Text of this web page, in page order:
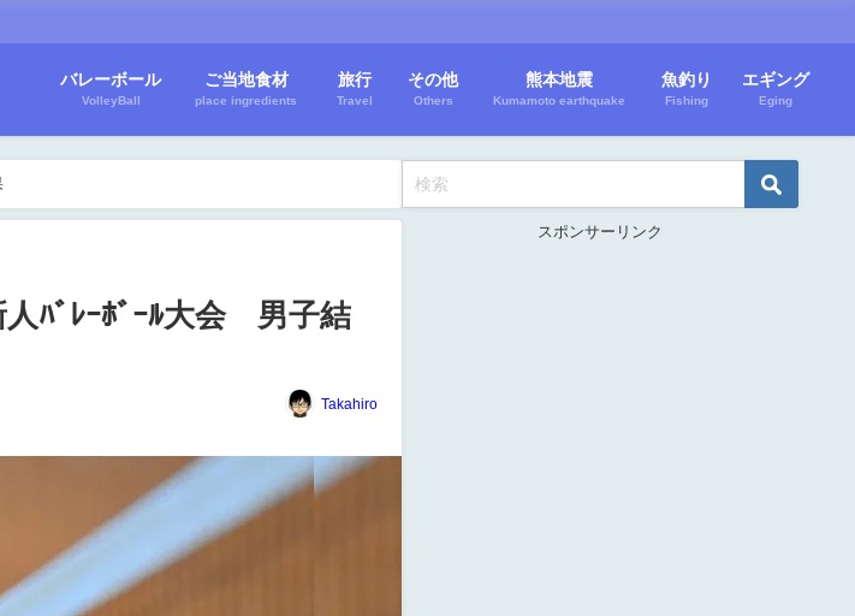
バレーボール
VolleyBall
ご当地食材
place ingredients
旅行
Travel
その他
Others
熊本地震
Kumamoto earthquake
魚釣り
Fishing
エギング
Eging
人ﾊﾞﾚｰﾎﾞｰﾙ大会 男子結
Takahiro
スポンサーリンク